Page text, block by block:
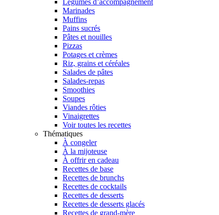
Légumes d’accompagnement
Marinades
Muffins
Pains sucrés
Pâtes et nouilles
Pizzas
Potages et crèmes
Riz, grains et céréales
Salades de pâtes
Salades-repas
Smoothies
Soupes
Viandes rôties
Vinaigrettes
Voir toutes les recettes
Thématiques
À congeler
À la mijoteuse
À offrir en cadeau
Recettes de base
Recettes de brunchs
Recettes de cocktails
Recettes de desserts
Recettes de desserts glacés
Recettes de grand-mère